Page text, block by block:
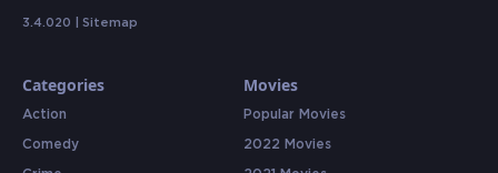
3.4.020 | Sitemap
Categories
Action
Comedy
Movies
Popular Movies
2022 Movies